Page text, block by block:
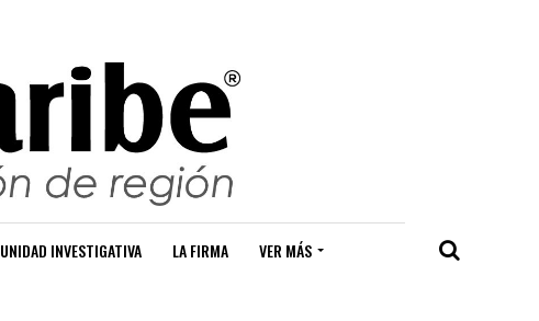
UNIDAD INVESTIGATIVA LA FIRMA VER MÁS